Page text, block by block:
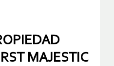
MAJESTIC